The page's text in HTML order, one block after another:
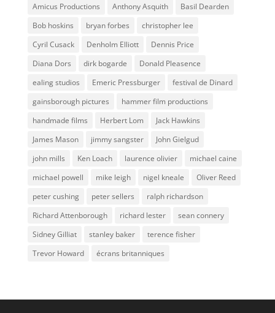
Amicus Productions
Anthony Asquith
Basil Dearden
Bob hoskins
bryan forbes
christopher lee
Cyril Cusack
Denholm Elliott
Dennis Price
Diana Dors
dirk bogarde
Donald Pleasence
ealing studios
Emeric Pressburger
festival de Dinard
gainsborough pictures
hammer film productions
handmade films
Herbert Lom
Jack Hawkins
James Mason
jimmy sangster
John Gielgud
john mills
Ken Loach laurence olivier
michael caine
michael powell
mike leigh nigel kneale
Oliver Reed
peter cushing
peter sellers
ralph richardson
Richard Attenborough
richard lester
sean connery
Sidney Gilliat
stanley baker
terence fisher
Trevor Howard
écrans britanniques